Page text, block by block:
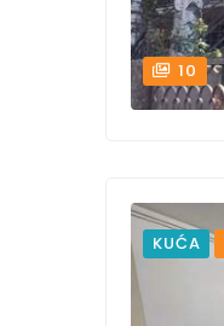
10
KUĆA